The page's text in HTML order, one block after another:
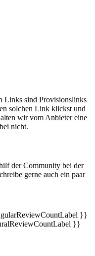
Links sind Provisionslinks
solchen Link klickst und
wir vom Anbieter eine
nicht.
der Community bei der
gerne auch ein paar
}}
}}